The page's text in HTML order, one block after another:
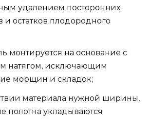
удалением посторонних
и остатков плодородного
монтируется на основание с
натягом, исключающим
морщин и складок;
материала нужной ширины,
полотна укладываются